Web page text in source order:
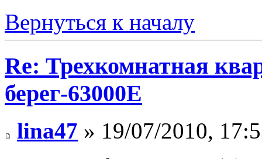
Вернуться к началу
Re: Трехкомнатная
берег-63000E
lina47 » 19/07/2010,